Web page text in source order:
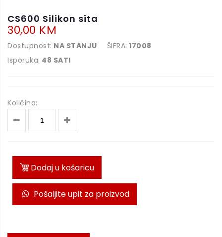
CS600 Silikon sita
30,00 KM
Dostupnost: NA STANJU ŠIFRA: 17008
Isporuka: 48 SATI
Količina:
Dodaj u košaricu
Pošaljite upit za proizvod